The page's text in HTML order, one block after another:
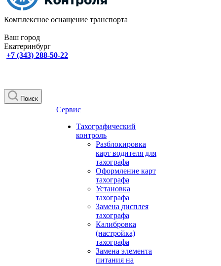
Комплексное оснащение транспорта
Ваш город
Екатеринбург
+7 (343) 288-50-22
Поиск
Сервис
Тахографический
контроль
Разблокировка
карт водителя для
тахографа
Оформление карт
тахографа
Установка
тахографа
Замена дисплея
тахографа
Калибровка
(настройка)
тахографа
Замена элемента
питания на